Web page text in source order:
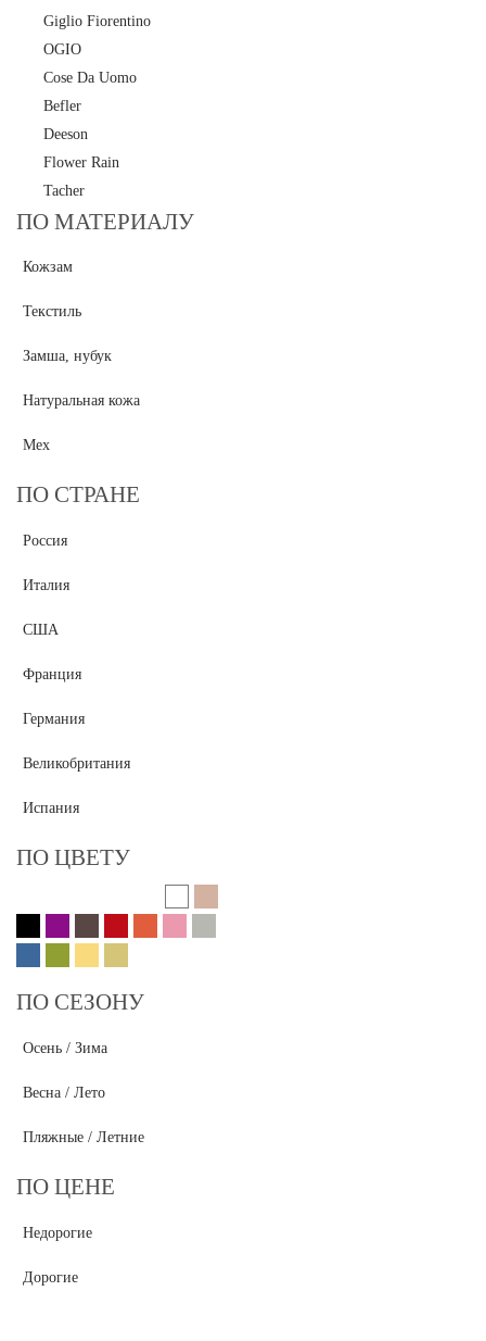
Giglio Fiorentino
OGIO
Cose Da Uomo
Befler
Deeson
Flower Rain
Tacher
ПО МАТЕРИАЛУ
Кожзам
Текстиль
Замша, нубук
Натуральная кожа
Мех
ПО СТРАНЕ
Россия
Италия
США
Франция
Германия
Великобритания
Испания
ПО ЦВЕТУ
ПО СЕЗОНУ
Осень / Зима
Весна / Лето
Пляжные / Летние
ПО ЦЕНЕ
Недорогие
Дорогие